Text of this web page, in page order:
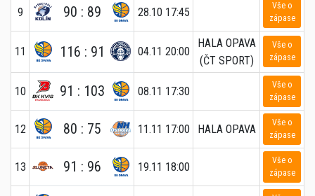
9 90 : 89 28.10 17:45
Vše o
zápase
11 116 : 91 04.11 20:00
HALA OPAVA
(ČT SPORT)
Vše o
zápase
10 91 : 103 08.11 17:30
Vše o
zápase
12 80 : 75 11.11 17:00 HALA OPAVA
Vše o
zápase
13 91 : 96 19.11 18:00
Vše o
zápase